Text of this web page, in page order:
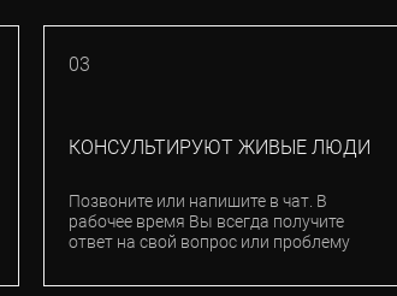
03
КОНСУЛЬТИРУЮТ ЖИВЫЕ ЛЮДИ
Позвоните или напишите в чат. В
рабочее время Вы всегда получите
ответ на свой вопрос или проблему